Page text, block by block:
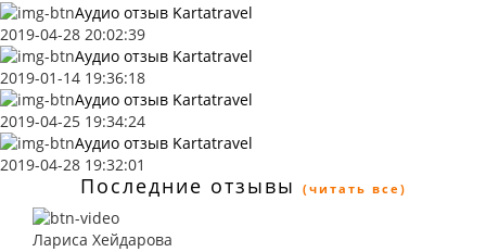
Аудио отзыв Kartatravel
2019-04-28 20:02:39
Аудио отзыв Kartatravel
2019-01-14 19:36:18
Аудио отзыв Kartatravel
2019-04-25 19:34:24
Аудио отзыв Kartatravel
2019-04-28 19:32:01
Последние отзывы (читать все)
Лариса Хейдарова